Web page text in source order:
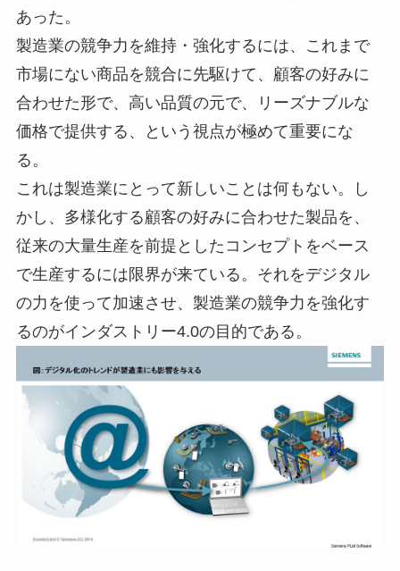
あった。
製造業の競争力を維持・強化するには、これまで
市場にない商品を競合に先駆けて、顧客の好みに
合わせた形で、高い品質の元で、リーズナブルな
価格で提供する、という視点が極めて重要にな
る。
これは製造業にとって新しいことは何もない。し
かし、多様化する顧客の好みに合わせた製品を、
従来の大量生産を前提としたコンセプトをベース
で生産するには限界が来ている。それをデジタル
の力を使って加速させ、製造業の競争力を強化す
るのがインダストリー4.0の目的である。